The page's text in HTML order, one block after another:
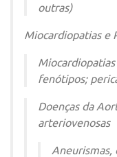
outras)
Miocardiopatias e
fenótipos;
Doenças da
arteriovenosas
Aneurismas,